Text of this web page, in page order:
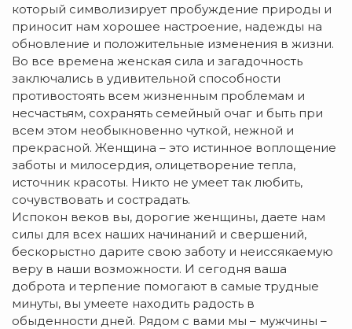
который символизирует пробуждение природы и
приносит нам хорошее настроение, надежды на
обновление и положительные изменения в жизни.
Во все времена женская сила и загадочность
заключались в удивительной способности
противостоять всем жизненным проблемам и
несчастьям, сохранять семейный очаг и быть при
всем этом необыкновенно чуткой, нежной и
прекрасной. Женщина – это истинное воплощение
заботы и милосердия, олицетворение тепла,
источник красоты. Никто не умеет так любить,
сочувствовать и сострадать.
Испокон веков вы, дорогие женщины, даете нам
силы для всех наших начинаний и свершений,
бескорыстно дарите свою заботу и неиссякаемую
веру в наши возможности. И сегодня ваша
доброта и терпение помогают в самые трудные
минуты, вы умеете находить радость в
обыденности дней. Рядом с вами мы – мужчины –